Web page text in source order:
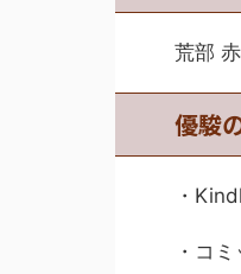
荒部
優駿
・
・コ